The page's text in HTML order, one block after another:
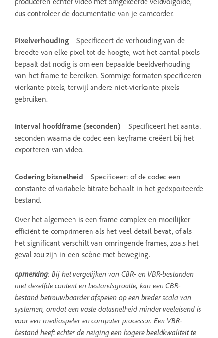
dus controleer de documentatie van je camcorder.
Pixelverhouding
Specificeert de verhouding van de
breedte van elke pixel tot de hoogte, wat het aantal pixels
bepaalt dat nodig is om een bepaalde beeldverhouding
van het frame te bereiken. Sommige formaten specificeren
vierkante pixels, terwijl andere niet-vierkante pixels
gebruiken.
Interval hoofdframe (seconden)
Specificeert het aantal
seconden waarna de codec een keyframe creëert bij het
exporteren van video.
Codering bitsnelheid
Specificeert of de codec een
constante of variabele bitrate behaalt in het geëxporteerde
bestand.
Over het algemeen is een frame complex en moeilijker
efficiënt te comprimeren als het veel detail bevat, of als
het significant verschilt van omringende frames, zoals het
geval zou zijn in een scène met beweging.
opmerking: Bij het vergelijken van CBR- en VBR-bestanden
met dezelfde content en bestandsgrootte, kan een CBR-
bestand betrouwbaarder afspelen op een breder scala van
systemen, omdat een vaste datasnelheid minder veeleisend is
voor een mediaspeler en computer processor. Een VBR-
bestand heeft echter de neiging een hogere beeldkwaliteit te